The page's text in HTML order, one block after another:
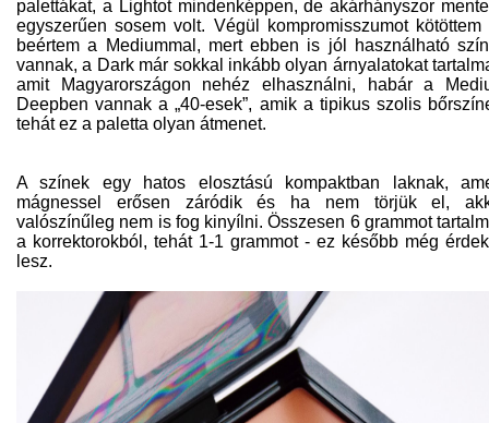
palettákat, a Lightot mindenképpen, de akárhányszor
egyszerűen sosem volt. Végül kompromisszumot kötöttem
beértem a Mediummal, mert ebben is jól használható
vannak, a Dark már sokkal inkább olyan árnyalatokat
amit Magyarországon nehéz elhasználni, habár a
Deepben vannak a „40-esek”, amik a tipikus szolis
tehát ez a paletta olyan átmenet.
A színek egy hatos elosztású kompaktban laknak,
mágnessel erősen záródik és ha nem törjük el,
valószínűleg nem is fog kinyílni. Összesen 6 grammot
a korrektorokból, tehát 1-1 grammot - ez később még
lesz.